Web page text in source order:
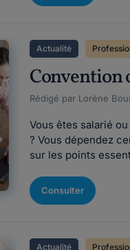
Actualité
Convention
Rédigé par Lorène
Vous êtes salarié
? Vous dépendez
sur les points
Consulter
Actualité